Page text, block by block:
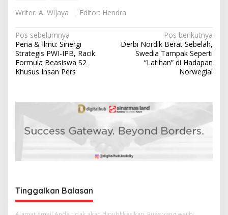
Writer: A. Wijaya
Editor: Hendra
N
a
v
i
o
Pos sebelumnya
Pena & Ilmu: Sinergi
Strategis PWI-IPB, Racik
Formula Beasiswa S2
Khusus Insan Pers
Pos berikutnya
Derbi Nordik Berat Sebelah,
Swedia Tampak Seperti
“Latihan” di Hadapan
Norwegia!
Tinggalkan Balasan